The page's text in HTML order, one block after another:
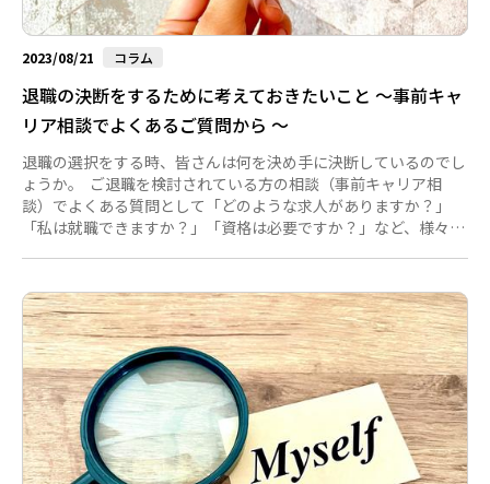
2023/08/21 コラム
退職の決断をするために考えておきたいこと ～事前キャ
リア相談でよくあるご質問から ～
退職の選択をする時、皆さんは何を決め手に決断しているのでし
ょうか。 ご退職を検討されている方の相談（事前キャリア相
談）でよくある質問として「どのような求人がありますか？」
「私は就職できますか？」「資格は必要ですか？」など、様々な
ょうか、何でもいいから資格があれば働けるのでしょうか。 答
えは「NO」です。 では、退職を決断し新たなキャリアにチャレ
ンジするかどうか、自分のキャリア選択をよい良い選択にしてい
くためには、どのようなことを整理し、決断していくのがよいの
でしょう。 まず...